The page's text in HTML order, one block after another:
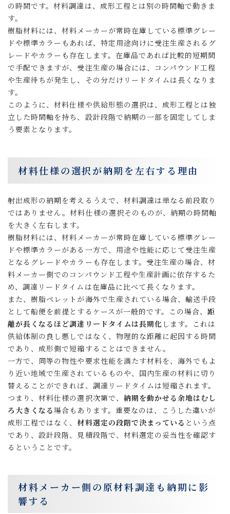
の時間です。材料調達は、成形工程とは別の時間軸で動きま
す。
樹脂材料には、材料メーカーが常時在庫している標準グレー
ドや標準カラーもあれば、特定用途向けに受注生産されるグ
レードやカラーも存在します。在庫品であれば比較的短期間
で手配できますが、受注生産の場合には、コンパウンド工程
や生産待ちが発生し、その分だけリードタイムは長くなりま
す。
このように、材料仕様や供給形態の選択は、成形工程とは独
立した時間軸を持ち、設計段階で納期の一部を固定してしま
う要素となります。
材料仕様の選択が納期を左右する理由
射出成形の納期を考えるうえで、材料調達は単なる前段取り
ではありません。材料仕様の選択そのものが、納期の時間軸
を大きく左右します。
樹脂材料には、材料メーカーが常時在庫している標準グレー
ドや標準カラーがある一方で、用途や性能に応じて受注生産
となるグレードやカラーも存在します。受注生産の場合、材
料メーカー側でのコンパウンド工程や生産計画に依存するた
め、調達リードタイムは在庫品に比べて長くなります。
また、樹脂ペレットが海外で生産されている場合、輸送手段
として船便を前提とするケースが一般的です。この場合、 距
離が長くなるほど調達リードタイムは長期化 します。これは
供給体制の良し悪しではなく、物理的な距離に起因する時間
であり、成形側で短縮することはできません。
一方で、同等の物性や要求性能を満たす材料を、海外でもよ
り近い地域で生産されているものや、国内生産の材料に切り
替えることができれば、調達リードタイムは短縮されます。
つまり、材料仕様の選択次第で、 納期を動かせる余地はむし
ろ大きくなる場合もあります。重要なのは、こうした違いが
成形工程ではなく、材料選定の段階で決まっている という点
であり、設計段階、見積段階で、材料選定の妥当性を確認す
るということです。
材料メーカー側の原材料調達も納期に影
響する